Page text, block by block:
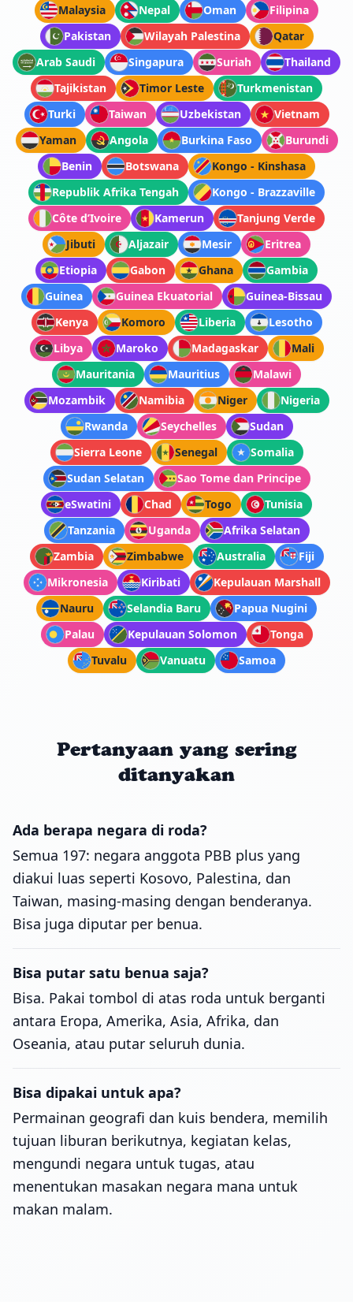
Malaysia Nepal Oman
Filipina
Pakistan
Wilayah Palestina
Qatar
Arab Saudi
Singapura Suriah
Thailand
Tajikistan
Timor Leste
Turkmenistan
Turki
Taiwan Uzbekistan
Vietnam
Yaman
Angola Burkina Faso
Burundi
Benin
Botswana
Kongo - Kinshasa
Republik Afrika Tengah
Kongo - Brazzaville
Côte d’Ivoire
Kamerun
Tanjung Verde
Jibuti
Aljazair Mesir
Eritrea
Etiopia
Gabon Ghana
Gambia
Guinea
Guinea Ekuatorial
Guinea-Bissau
Kenya
Komoro Liberia
Lesotho
Libya
Maroko Madagaskar
Mali
Mauritania
Mauritius
Malawi
Mozambik
Namibia Niger
Nigeria
Rwanda
Seychelles
Sudan
Sierra Leone
Senegal
Somalia
Sudan Selatan
Sao Tome dan Principe
eSwatini
Chad Togo
Tunisia
Tanzania
Uganda
Afrika Selatan
Zambia
Zimbabwe Australia
Fiji
Mikronesia
Kiribati
Kepulauan Marshall
Nauru
Selandia Baru
Papua Nugini
Palau
Kepulauan Solomon
Tonga
Tuvalu
Vanuatu Samoa
Pertanyaan yang sering
ditanyakan
Ada berapa negara di roda?
Semua 197: negara anggota PBB plus yang
diakui luas seperti Kosovo, Palestina, dan
Taiwan, masing-masing dengan benderanya.
Bisa juga diputar per benua.
Bisa putar satu benua saja?
Bisa. Pakai tombol di atas roda untuk berganti
antara Eropa, Amerika, Asia, Afrika, dan
Oseania, atau putar seluruh dunia.
Bisa dipakai untuk apa?
Permainan geografi dan kuis bendera, memilih
tujuan liburan berikutnya, kegiatan kelas,
mengundi negara untuk tugas, atau
menentukan masakan negara mana untuk
makan malam.